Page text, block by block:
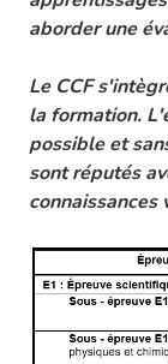
aborder une
Le CCF
la formation.
possible et
sont réputés